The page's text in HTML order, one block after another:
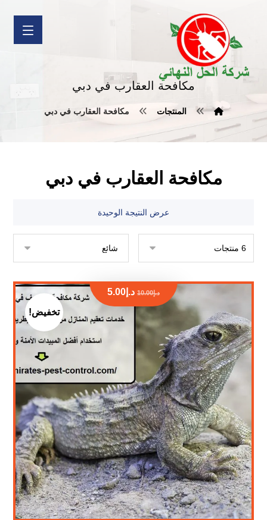
مكافحة العقارب في دبي
المنتجات مكافحة العقارب في دبي
مكافحة العقارب في دبي
عرض النتيجة الوحيدة
د.إ10.00 د.إ 5.00
تخفيض!